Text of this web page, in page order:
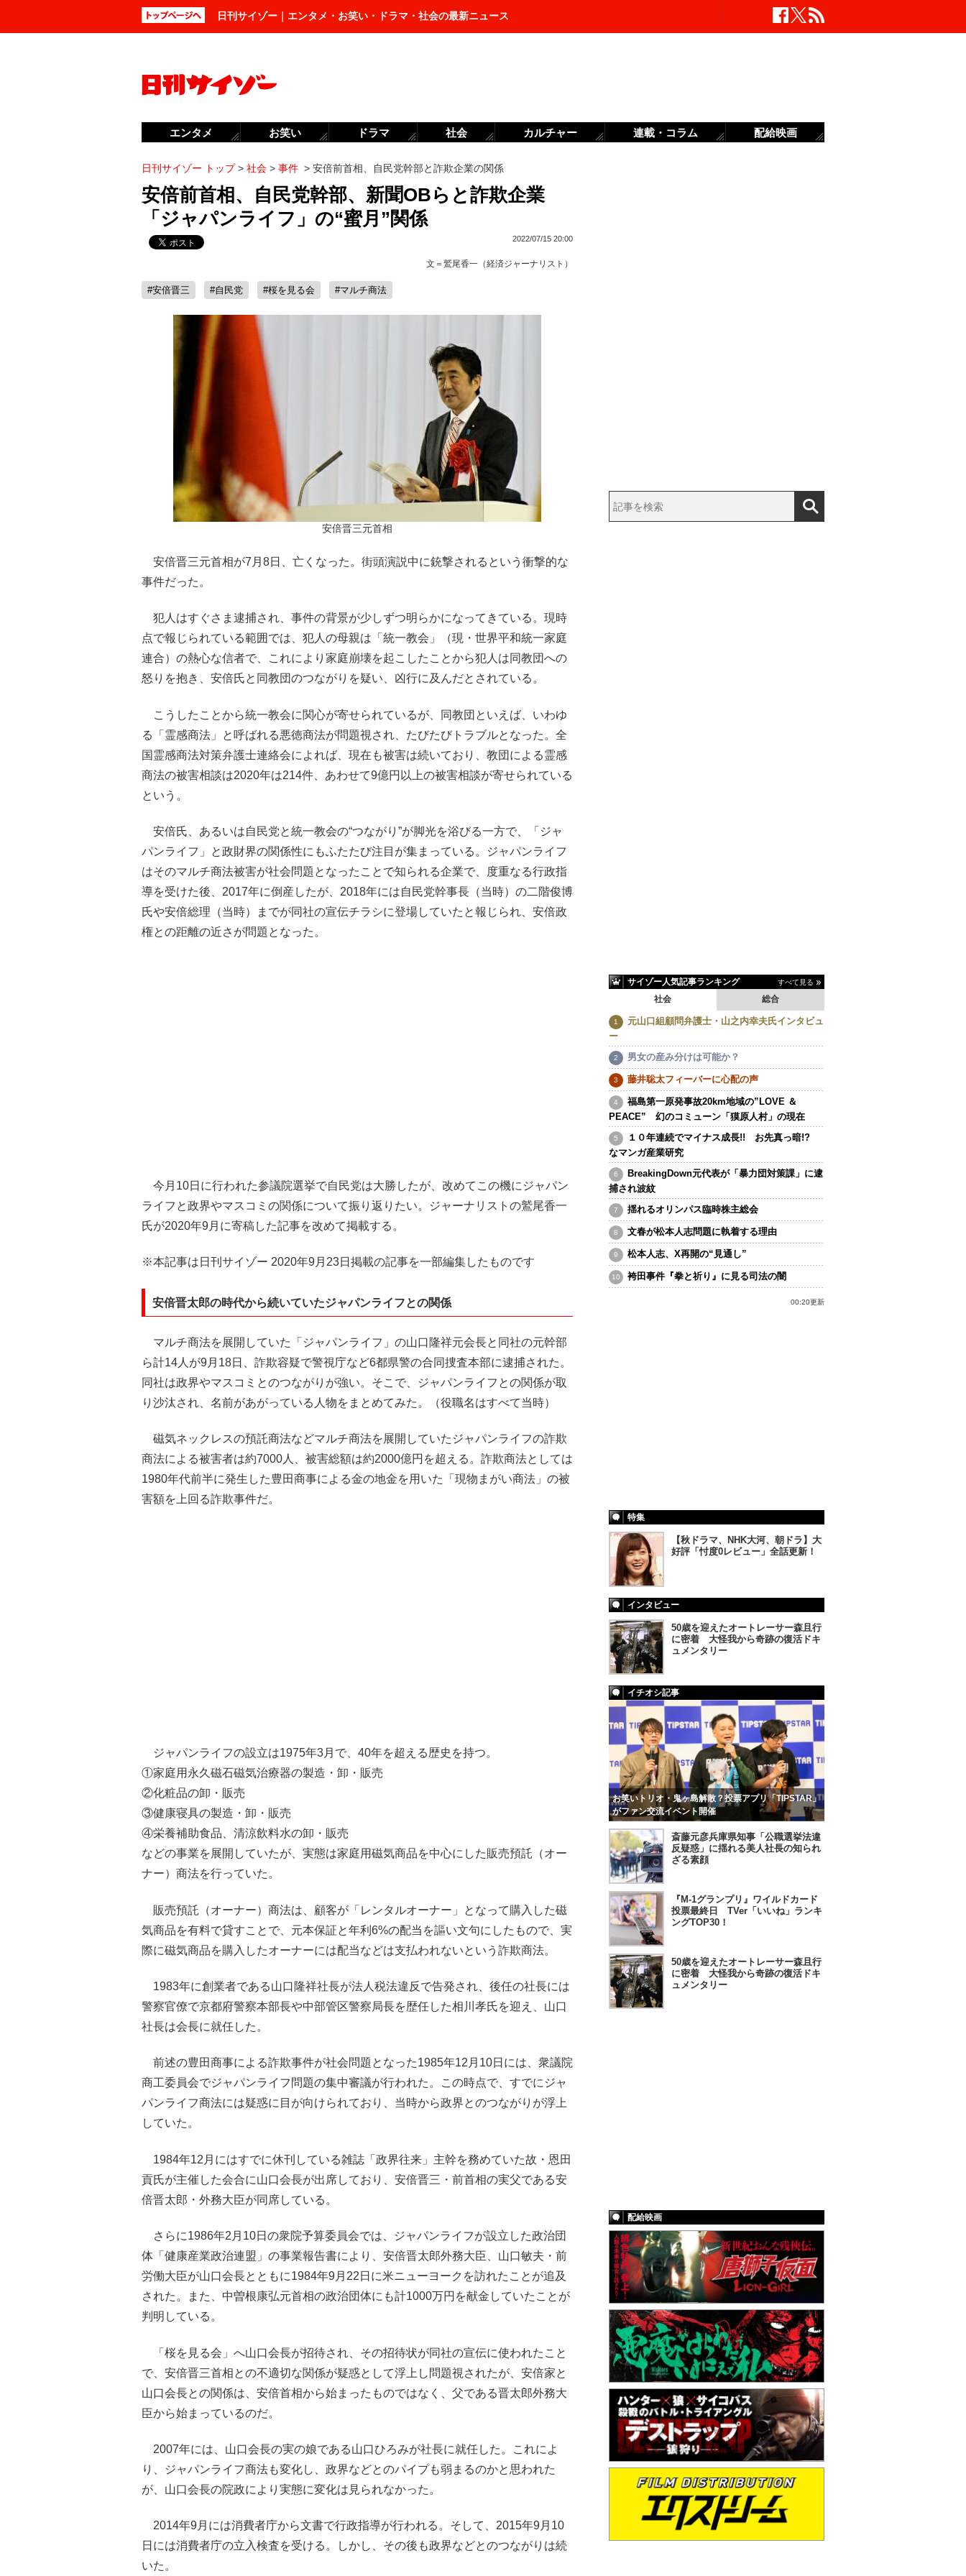
日刊サイゾー｜エンタメ・お笑い・ドラマ・社会の最新ニュース
日刊サイゾー トップ> 社会 > 事件 > 安倍前首相、自民党幹部と詐欺企業の関係
安倍前首相、自民党幹部、新聞OBらと詐欺企業
「ジャパンライフ」の“蜜月”関係
2022/07/15 20:00
文＝ 鷲尾香一（経済ジャーナリスト）
#安倍晋三 #自民党 #桜を見る会 #マルチ商法
安倍晋三元首相
安倍晋三元首相が7月8日、亡くなった。街頭演説中に銃撃されるという衝撃的な
事件だった。
犯人はすぐさま逮捕され、事件の背景が少しずつ明らかになってきている。現時
点で報じられている範囲では、犯人の母親は「統一教会」（現・世界平和統一家庭
連合）の熱心な信者で、これにより家庭崩壊を起こしたことから犯人は同教団への
怒りを抱き、安倍氏と同教団のつながりを疑い、凶行に及んだとされている。
こうしたことから統一教会に関心が寄せられているが、同教団といえば、いわゆ
る「霊感商法」と呼ばれる悪徳商法が問題視され、たびたびトラブルとなった。全
国霊感商法対策弁護士連絡会によれば、現在も被害は続いており、教団による霊感
商法の被害相談は2020年は214件、あわせて9億円以上の被害相談が寄せられている
という。
安倍氏、あるいは自民党と統一教会の“つながり”が脚光を浴びる一方で、「ジャ
パンライフ」と政財界の関係性にもふたたび注目が集まっている。ジャパンライフ
はそのマルチ商法被害が社会問題となったことで知られる企業で、度重なる行政指
導を受けた後、2017年に倒産したが、2018年には自民党幹事長（当時）の二階俊博
氏や安倍総理（当時）までが同社の宣伝チラシに登場していたと報じられ、安倍政
権との距離の近さが問題となった。
今月10日に行われた参議院選挙で自民党は大勝したが、改めてこの機にジャパン
ライフと政界やマスコミの関係について振り返りたい。ジャーナリストの鷲尾香一
氏が2020年9月に寄稿した記事を改めて掲載する。
※本記事は日刊サイゾー 2020年9月23日掲載の記事を一部編集したものです
安倍晋太郎の時代から続いていたジャパンライフとの関係
マルチ商法を展開していた「ジャパンライフ」の山口隆祥元会長と同社の元幹部
ら計14人が9月18日、詐欺容疑で警視庁など6都県警の合同捜査本部に逮捕された。
同社は政界やマスコミとのつながりが強い。そこで、ジャパンライフとの関係が取
り沙汰され、名前があがっている人物をまとめてみた。（役職名はすべて当時）
磁気ネックレスの預託商法などマルチ商法を展開していたジャパンライフの詐欺
商法による被害者は約7000人、被害総額は約2000億円を超える。詐欺商法としては
1980年代前半に発生した豊田商事による金の地金を用いた「現物まがい商法」の被
害額を上回る詐欺事件だ。
ジャパンライフの設立は1975年3月で、40年を超える歴史を持つ。
①家庭用永久磁石磁気治療器の製造・卸・販売
②化粧品の卸・販売
③健康寝具の製造・卸・販売
④栄養補助食品、清涼飲料水の卸・販売
などの事業を展開していたが、実態は家庭用磁気商品を中心にした販売預託（オー
ナー）商法を行っていた。
販売預託（オーナー）商法は、顧客が「レンタルオーナー」となって購入した磁
気商品を有料で貸すことで、元本保証と年利6%の配当を謳い文句にしたもので、実
際に磁気商品を購入したオーナーには配当などは支払われないという詐欺商法。
1983年に創業者である山口隆祥社長が法人税法違反で告発され、後任の社長には
警察官僚で京都府警察本部長や中部管区警察局長を歴任した相川孝氏を迎え、山口
社長は会長に就任した。
前述の豊田商事による詐欺事件が社会問題となった1985年12月10日には、衆議院
商工委員会でジャパンライフ問題の集中審議が行われた。この時点で、すでにジャ
パンライフ商法には疑惑に目が向けられており、当時から政界とのつながりが浮上
していた。
1984年12月にはすでに休刊している雑誌「政界往来」主幹を務めていた故・恩田
貢氏が主催した会合に山口会長が出席しており、安倍晋三・前首相の実父である安
倍晋太郎・外務大臣が同席している。
さらに1986年2月10日の衆院予算委員会では、ジャパンライフが設立した政治団
体「健康産業政治連盟」の事業報告書により、安倍晋太郎外務大臣、山口敏夫・前
労働大臣が山口会長とともに1984年9月22日に米ニューヨークを訪れたことが追及
された。また、中曽根康弘元首相の政治団体にも計1000万円を献金していたことが
判明している。
「桜を見る会」へ山口会長が招待され、その招待状が同社の宣伝に使われたこと
で、安倍晋三首相との不適切な関係が疑惑として浮上し問題視されたが、安倍家と
山口会長との関係は、安倍首相から始まったものではなく、父である晋太郎外務大
臣から始まっているのだ。
2007年には、山口会長の実の娘である山口ひろみが社長に就任した。これによ
り、ジャパンライフ商法も変化し、政界などとのパイプも弱まるのかと思われた
が、山口会長の院政により実態に変化は見られなかった。
2014年9月には消費者庁から文書で行政指導が行われる。そして、2015年9月10
日には消費者庁の立入検査を受ける。しかし、その後も政界などとのつながりは続
いた。
サイゾー人気記事ランキング すべて見る
社会 総合
元山口組顧問弁護士・山之内幸夫氏インタビュ
ー
男女の産み分けは可能か？
藤井聡太フィーバーに心配の声
福島第一原発事故20km地域の”LOVE ＆
PEACE” 幻のコミューン「獏原人村」の現在
１０年連続でマイナス成長!! お先真っ暗!?
なマンガ産業研究
BreakingDown元代表が「暴力団対策課」に逮
捕され波紋
揺れるオリンパス臨時株主総会
文春が松本人志問題に執着する理由
松本人志、X再開の“見通し”
袴田事件『拳と祈り』に見る司法の闇
00:20更新
特集
【秋ドラマ、NHK大河、朝ドラ】大
好評「忖度0レビュー」全話更新！
インタビュー
50歳を迎えたオートレーサー森且行
に密着 大怪我から奇跡の復活ドキ
ュメンタリー
イチオシ記事
お笑いトリオ・鬼ヶ島解散？投票アプリ「TIPSTAR」
がファン交流イベント開催
斎藤元彦兵庫県知事「公職選挙法違
反疑惑」に揺れる美人社長の知られ
ざる素顔
『M-1グランプリ』ワイルドカード
投票最終日 TVer「いいね」ランキ
ングTOP30！
50歳を迎えたオートレーサー森且行
に密着 大怪我から奇跡の復活ドキ
ュメンタリー
配給映画
エンタメ お笑い ドラマ 社会 カルチャー 連載・コラム 配給映画